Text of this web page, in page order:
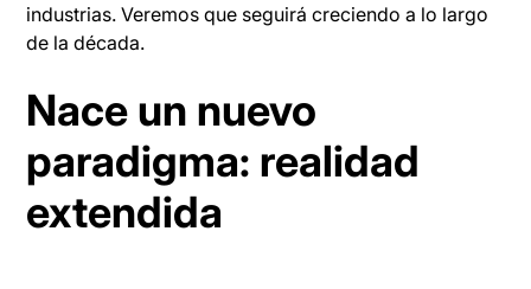
industrias. Veremos que seguirá creciendo a lo largo
de la década.
Nace un nuevo
paradigma: realidad
extendida